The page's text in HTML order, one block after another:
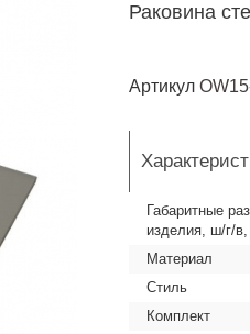
Раковина
Артикул
Габаритные
изделия, ш/г/
Материал
Стиль
Комплект